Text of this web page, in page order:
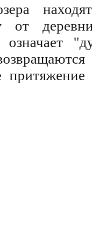
от
означает